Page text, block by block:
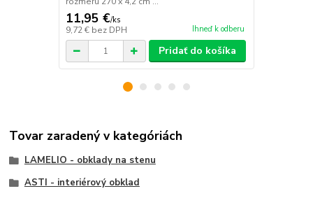
11,95 €/ks
9,72 € bez DPH Ihneď k odberu
Pridať do košíka
Tovar zaradený v kategóriách
LAMELIO - obklady na stenu
ASTI - interiérový obklad